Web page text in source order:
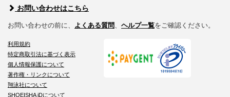
お問い合わせはこちら
お問い合わせの前に、 よくある質問 ヘルプ一覧をご確認ください。
利用規約
特定商取引法に基づく表示
個人情報保護について
著作権・リンクについて
翔泳社について
SHOEISHA iDについて